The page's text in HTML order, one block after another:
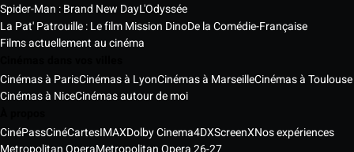
Spider-Man : Brand New DayL'Odyssée
La Pat' Patrouille : Le film Mission DinoDe la Comédie-Française
Films actuellement au cinéma
Cinémas à ParisCinémas à LyonCinémas à MarseilleCinémas à Toulouse
Cinémas à NiceCinémas autour de moi
CinéPassCinéCartesIMAXDolby Cinema4DXScreenXNos expériences